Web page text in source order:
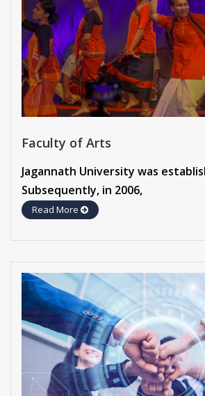
Faculty of Arts
Jagannath University was
Subsequently, in 2006,
Read More